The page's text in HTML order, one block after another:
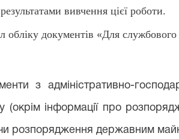
вивчення цієї роботи.
обліку документів «Для
з адміністративно-
(окрім інформації про
розпорядження державним